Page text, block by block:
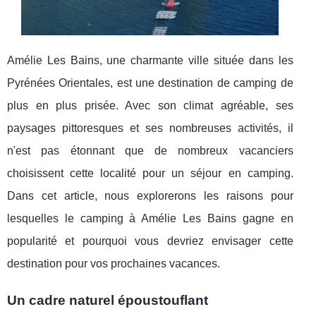
Amélie Les Bains, une charmante ville située dans les
Pyrénées Orientales, est une destination de camping de
plus en plus prisée. Avec son climat agréable, ses
paysages pittoresques et ses nombreuses activités, il
n'est pas étonnant que de nombreux vacanciers
choisissent cette localité pour un séjour en camping.
Dans cet article, nous explorerons les raisons pour
lesquelles le camping à Amélie Les Bains gagne en
popularité et pourquoi vous devriez envisager cette
destination pour vos prochaines vacances.
Un cadre naturel époustouflant